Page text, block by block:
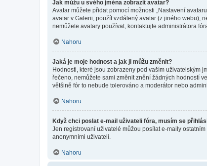
Jak můžu u svého jména zobrazit avatar?
Avatar můžete přidat pomocí možnosti „Nastavení
avatar v Galerii, použít vzdálený avatar (z jiného webu),
nemůžete avatary používat, kontaktujte administrátora
Nahoru
Jaká je moje hodnost a jak ji můžu změnit?
Hodnosti, které jsou zobrazeny pod vaším uživatelským
řečeno, nemůžete sami změnit znění žádných hodností
většině fór to nebude tolerováno a moderátor nebo
Nahoru
Když chci poslat e-mail uživateli fóra, musím se
Jen registrovaní uživatelé můžou posílat e-maily
anonymními uživateli.
Nahoru